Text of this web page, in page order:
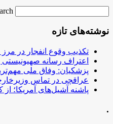
…
نوشته‌های تازه
تکذیب وقوع انفجار در
اعتراف رسانه صهیونیستی
پزشکیان: وفاق ملی
عراقچی در تماس
پاشنه آشیل‌های آمریکا؛
.